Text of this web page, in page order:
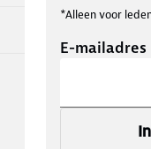
*Alleen voor
E-mailadres